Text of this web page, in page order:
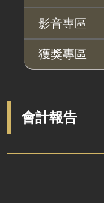
桃地計畫
廉政平臺
啟動儀式
廉政體系
性別平等工作
宣傳事項
性別平等推動
性別平等統計
性別平等影響
性騷擾防治
相關網站
影音專區
獲獎專區
會計報告